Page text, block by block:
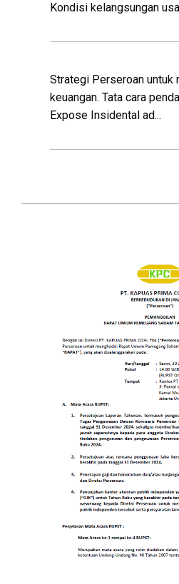
Kondisi kelangsungan
Strategi Perseroan
keuangan. Tata cara
Expose Insidental ad...